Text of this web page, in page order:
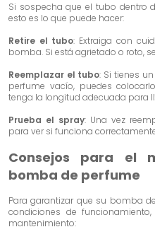
Si sospecha que el tubo dentro
esto es lo que puede hacer:
Retire el tubo: Extraiga con
bomba. Si está agrietado o roto,
Reemplazar el tubo: Si tienes
perfume vacío, puedes
tenga la longitud adecuada para
Prueba el spray: Una vez
para ver si funciona
Consejos para el
bomba de perfume
Para garantizar que su bomba
condiciones de
mantenimiento: